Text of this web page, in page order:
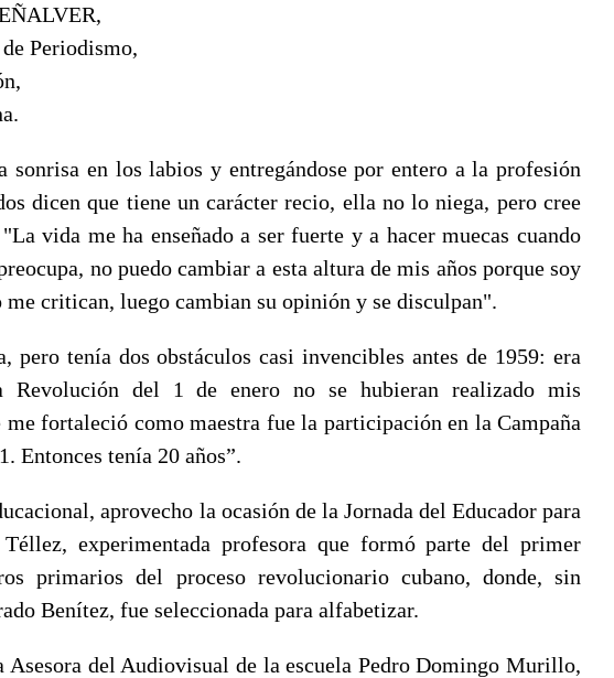
Periodismo,
sonrisa en los labios y entregándose por entero a la profesión
dicen que tiene un carácter recio, ella no lo niega, pero cree
vida me ha enseñado a ser fuerte y a hacer muecas cuando
no puedo cambiar a esta altura de mis años porque soy
critican, luego cambian su opinión y se disculpan".
pero tenía dos obstáculos casi invencibles antes de 1959: era
del 1 de enero no se hubieran realizado mis
me fortaleció como maestra fue la participación en la Campaña
Entonces tenía 20 años”.
aprovecho la ocasión de la Jornada del Educador para
experimentada profesora que formó parte del primer
primarios del proceso revolucionario cubano, donde, sin
Benítez, fue seleccionada para alfabetizar.
Asesora del Audiovisual de la escuela Pedro Domingo Murillo,